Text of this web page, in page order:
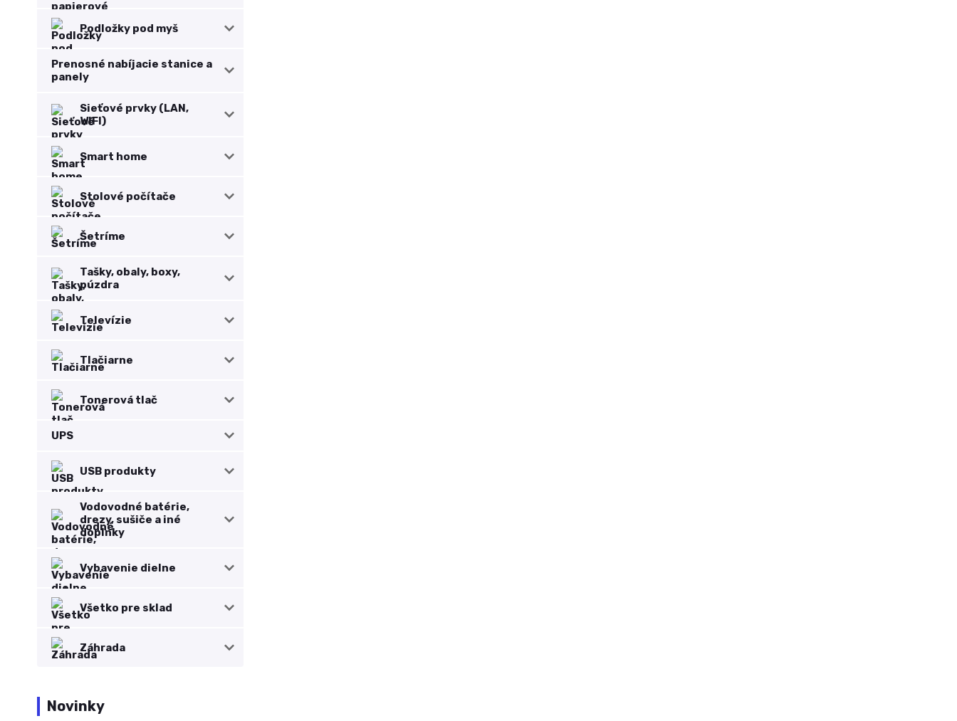
Podložky pod myš
Prenosné nabíjacie stanice a
panely
Sieťové prvky (LAN,
WIFI)
Smart home
Stolové počítače
Šetríme
Tašky, obaly, boxy,
púzdra
Televízie
Tlačiarne
Tonerová tlač
UPS
USB produkty
Vodovodné batérie,
drezy, sušiče a iné
doplnky
Vybavenie dielne
Všetko pre sklad
Záhrada
Novinky